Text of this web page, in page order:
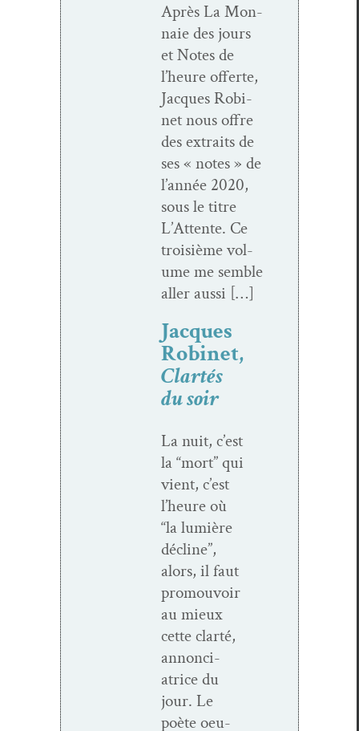
Après La Mon­
naie des jours
et Notes de
l’heure offerte,
Jacques Robi­
net nous offre
des extraits de
ses « notes » de
l’an­née 2020,
sous le titre
L’At­tente. Ce
troisième vol­
ume me sem­ble
aller aussi […]
Jacques
Robinet,
Clartés
du soir
La nuit, c’est
la “mort” qui
vient, c’est
l’heure où
“la lumière
décline”,
alors, il faut
pro­mou­voir
au mieux
cette clarté,
annon­ci­
atrice du
jour. Le
poète oeu­